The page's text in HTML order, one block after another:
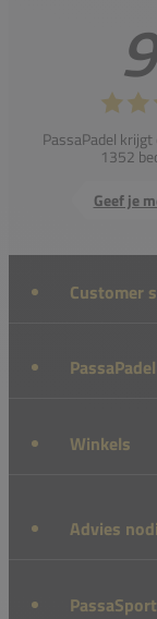
PassaPadel
1352
Geef je
Customer
PassaPadel
Winkels
Advies